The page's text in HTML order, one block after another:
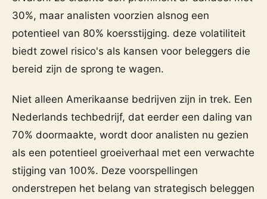
30%, maar analisten voorzien alsnog een
potentieel van 80% koersstijging. deze volatiliteit
biedt zowel risico's als kansen voor beleggers die
bereid zijn de sprong te wagen.
Niet alleen Amerikaanse bedrijven zijn in trek. Een
Nederlands techbedrijf, dat eerder een daling van
70% doormaakte, wordt door analisten nu gezien
als een potentieel groeiverhaal met een verwachte
stijging van 100%. Deze voorspellingen
onderstrepen het belang van strategisch beleggen